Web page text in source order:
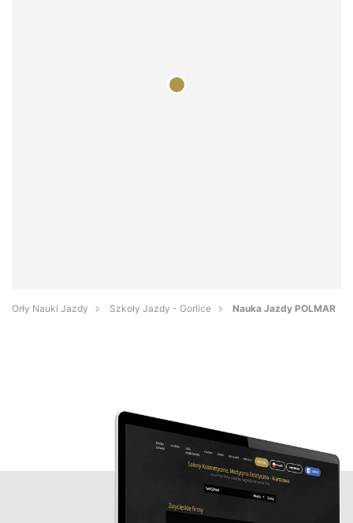
Orły Nauki Jazdy Szkoły Jazdy - Gorlice Nauka Jazdy POLMAR